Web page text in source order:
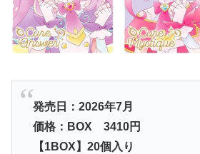
発売日：2026年7月
価格：BOX 3410円
【1BOX】20個入り